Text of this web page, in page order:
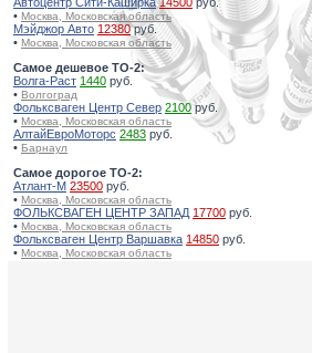
• Москва, Московская область
Мэйджор Авто 12380руб.
• Москва, Московская область
Самое дешевое ТО-2:
Волга-Раст 1440 руб.
• Волгоград
Фольксваген Центр Север 2100руб.
• Москва, Московская область
АлтайЕвроМоторс 2483 руб.
• Барнаул
Самое дорогое ТО-2:
Атлант-М 23500 руб.
• Москва, Московская область
ФОЛЬКСВАГЕН ЦЕНТР ЗАПАД 17700 руб.
• Москва, Московская область
Фольксваген Центр Варшавка 14850 руб.
• Москва, Московская область